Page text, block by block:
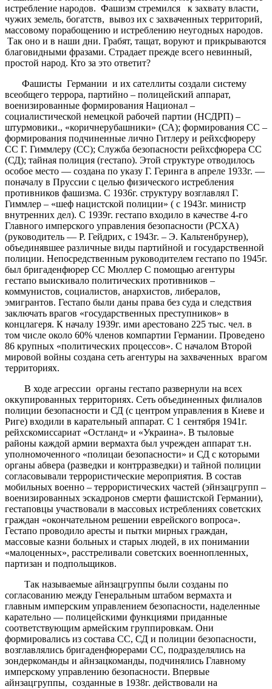
истребление народов. Фашизм стремился к захвату власти,
чужих земель, богатств, вывоз их с захваченных территорий,
массовому порабощению и истреблению неугодных народов.
Так оно и в наши дни. Грабят, тащат, воруют и прикрываются
благовидными фразами. Страдает прежде всего невинный,
простой народ. Кто за это ответит?
Фашисты Германии и их сателлиты создали систему
всеобщего террора, партийно – полицейский аппарат,
военизированные формирования Национал –
социалистической немецкой рабочей партии (НСДРП) –
штурмовики., «коричнерубашники» (СА); формирования СС –
формирования подчиненные лично Гитлеру и рейхсфюреру
СС Г. Гиммлеру (СС); Служба безопасности рейхсфюрера СС
(СД); тайная полиция (гестапо). Этой структуре отводилось
особое место — создана по указу Г. Геринга в апреле 1933г. —
поначалу в Пруссии с целью физического истребления
противников фашизма. С 1936г. структуру возглавлял Г.
Гиммлер – «шеф нацистской полиции» ( с 1943г. министр
внутренних дел). С 1939г. гестапо входило в качестве 4-го
Главного имперского управления безопасности (РСХА)
(руководитель — Р. Гейдрих, с 1943г. – Э. Кальтенбрунер),
объединявшее различные виды партийной и государственной
полиции. Непосредственным руководителем гестапо по 1945г.
был бригаденфюрер СС Мюллер С помощью агентуры
гестапо выискивало политических противников –
коммунистов, социалистов, анархистов, либералов,
эмигрантов. Гестапо были даны права без суда и следствия
заключать врагов «государственных преступников» в
концлагеря. К началу 1939г. ими арестовано 225 тыс. чел. в
том числе около 60% членов компартии Германии. Проведено
86 крупных «политических процессов». С началом Второй
мировой войны создана сеть агентуры на захваченных врагом
территориях.
В ходе агрессии органы гестапо развернули на всех
оккупированных территориях. Сеть объединенных филиалов
полиции безопасности и СД (с центром управления в Киеве и
Риге) входили в карательный аппарат. С 1 сентября 1941г.
рейхскомиссариат «Остланд» и «Украина». В тыловые
районы каждой армии вермахта был учрежден аппарат т.н.
уполномоченного «полицаи безопасности» и СД с которыми
органы абвера (разведки и контрразведки) и тайной полиции
согласовывали террористические мероприятия. В состав
мобильных военно – террористических частей (эйнзацгрупп –
военизированных эскадронов смерти фашистской Германии),
гестаповцы участвовали в массовых истреблениях советских
граждан «окончательном решении еврейского вопроса».
Гестапо проводило аресты и пытки мирных граждан,
массовые казни больных и старых людей, в их понимании
«малоценных», расстреливали советских военнопленных,
партизан и подпольщиков.
Так называемые айнзацгруппы были созданы по
согласованию между Генеральным штабом вермахта и
главным имперским управлением безопасности, наделенные
карательно — полицейскими функциями приданные
соответствующим армейским группировкам. Они
формировались из состава СС, СД и полиции безопасности,
возглавлялись бригаденфюрерами СС, подразделялись на
зондеркоманды и айнзацкоманды, подчинялись Главному
имперскому управлению безопасности. Впервые
айнзацгруппы, созданные в 1938г. действовали на